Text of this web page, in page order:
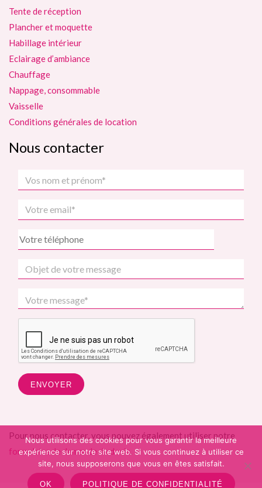
Tente de réception
Plancher et moquette
Habillage intérieur
Eclairage d’ambiance
Chauffage
Nappage, consommable
Vaisselle
Conditions générales de location
Nous contacter
Pour nous contacter, vous pouvez également utiliser notre
formulaire de demande de devis.
Nous utilisons des cookies pour vous garantir la meilleure
expérience sur notre site web. Si vous continuez à utiliser ce
site, nous supposerons que vous en êtes satisfait.
OK POLITIQUE DE CONFIDENTIALITÉ